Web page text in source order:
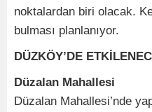
noktalardan biri olacak.
bulması planlanıyor.
DÜZKÖY’DE
Düzalan Mahallesi
Düzalan Mahallesi’nde